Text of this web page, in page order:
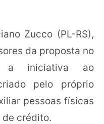
Zucco (PL-RS),
da proposta no
a iniciativa ao
pelo próprio
pessoas físicas
crédito.